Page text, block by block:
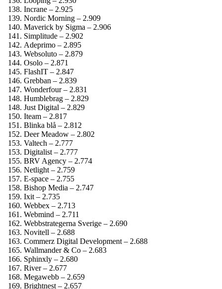
Incrane – 2.925
Nordic Morning – 2.909
Maverick by Sigma – 2.906
Simplitude – 2.902
Adeprimo – 2.895
Websoluto – 2.879
Osolo – 2.871
FlashIT – 2.847
Grebban – 2.839
Wonderfour – 2.831
Humblebrag – 2.829
Just Digital – 2.829
Iteam – 2.817
Blinka blå – 2.812
Deer Meadow – 2.802
Valtech – 2.777
Digitalist – 2.777
BRV Agency – 2.774
Netlight – 2.759
E-space – 2.755
Bishop Media – 2.747
Ixit – 2.735
Webbex – 2.713
Webmind – 2.711
Webbstrategerna Sverige – 2.690
Novitell – 2.688
Commerz Digital Development – 2.688
Wallmander & Co – 2.683
Sphinxly – 2.680
River – 2.677
Megawebb – 2.659
Brightnest – 2.657